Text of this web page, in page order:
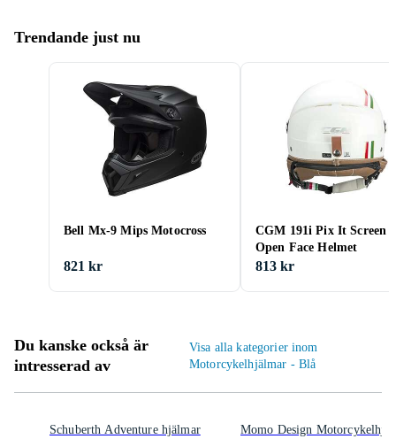
Trendande just nu
Bell Mx-9 Mips Motocross
821 kr
CGM 191i Pix It Screen
Open Face Helmet
813 kr
Du kanske också är
intresserad av
Visa alla kategorier inom
Motorcykelhjälmar - Blå
Schuberth Adventure hjälmar
Momo Design